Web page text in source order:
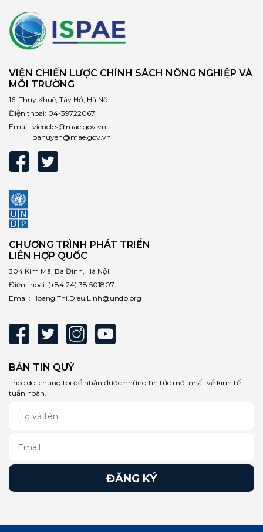
VIỆN CHIẾN LƯỢC CHÍNH SÁCH NÔNG NGHIỆP VÀ
MÔI TRƯỜNG
16, Thụy Khuê, Tây Hồ, Hà Nội
Điện thoại: 04-39722067
Email: vienclcs@mae.gov.vn
pahuyen@mae.gov.vn
CHƯƠNG TRÌNH PHÁT TRIỂN
LIÊN HỢP QUỐC
304 Kim Mã, Ba Đình, Hà Nội
Điện thoại: (+84 24) 38 501807
Email: Hoang.Thi.Dieu.Linh@undp.org
BẢN TIN QUÝ
Theo dõi chúng tôi để nhận được những tin tức mới nhất về kinh tế
tuần hoàn.